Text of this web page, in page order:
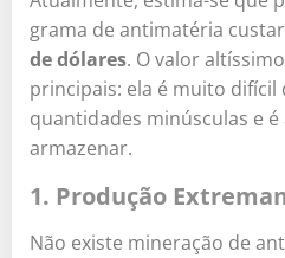
grama de antimatéria
de dólares. O valor
principais: ela é muito
quantidades minúsculas e
armazenar.
1. Produção
Não existe mineração de